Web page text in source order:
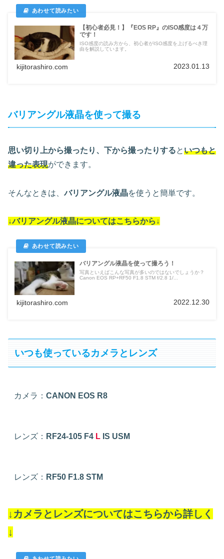
【初心者必見！】『EOS RP』のISO感度は４万
です！
ISO感度の読み方から、初心者がISO感度を上げるべき理
由を解説しています。
kijitorashiro.com 2023.01.13
バリアングル液晶を使って撮る
思い切り上から撮ったり、下から撮ったりするといつもと
違った表現ができます。
そんなときは、バリアングル液晶を使うと簡単です。
↓バリアングル液晶についてはこちらから↓
バリアングル液晶を使って撮ろう！
写真といえばこんな写真が多いのではないでしょうか？
Canon EOS RP+RF50 F1.8 STM f/2.8 1/...
kijitorashiro.com 2022.12.30
いつも使っているカメラとレンズ
カメラ： CANON EOS R8
レンズ： RF24-105 F4 L IS USM
レンズ： RF50 F1.8 STM
↓カメラとレンズについてはこちらから詳しく
↓